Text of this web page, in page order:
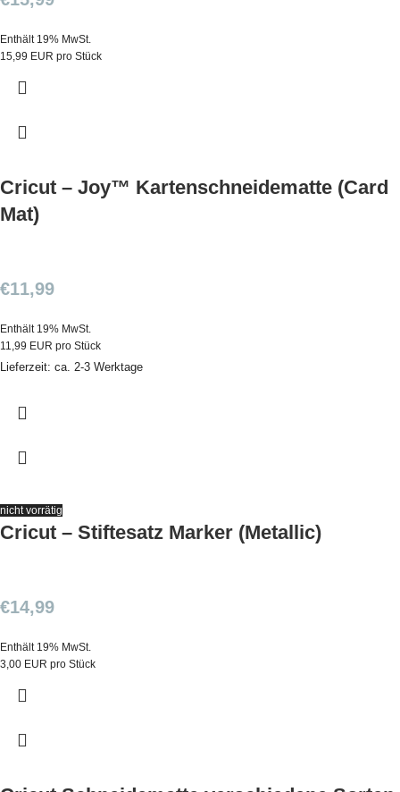
Enthält 19% MwSt.
15,99 EUR pro Stück
Cricut – Joy™ Kartenschneidematte (Card
Mat)
€11,99
Enthält 19% MwSt.
11,99 EUR pro Stück
Lieferzeit: ca. 2-3 Werktage
nicht vorrätig
Cricut – Stiftesatz Marker (Metallic)
€14,99
Enthält 19% MwSt.
3,00 EUR pro Stück